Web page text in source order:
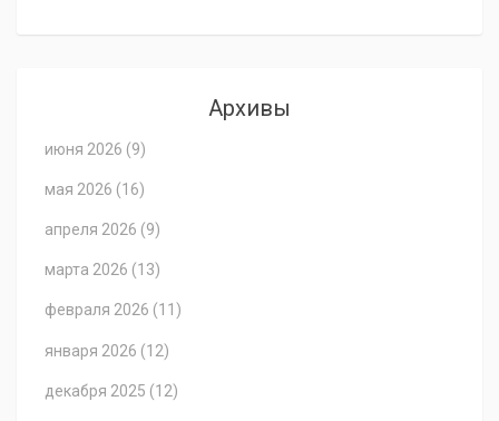
Архивы
июня 2026 (9)
мая 2026 (16)
апреля 2026 (9)
марта 2026 (13)
февраля 2026 (11)
января 2026 (12)
декабря 2025 (12)